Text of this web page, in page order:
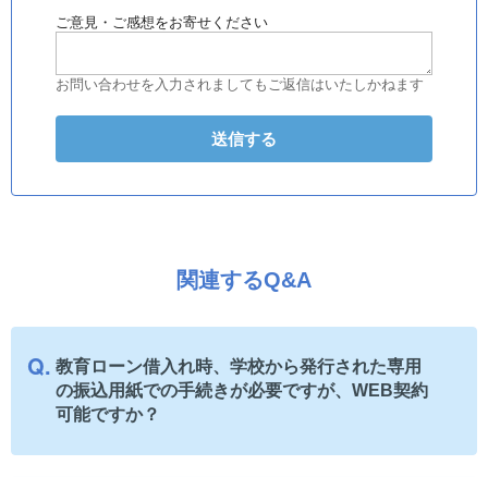
ご意見・ご感想をお寄せください
お問い合わせを入力されましてもご返信はいたしかねます
関連するQ&A
教育ローン借入れ時、学校から発行された専用
の振込用紙での手続きが必要ですが、WEB契約
可能ですか？